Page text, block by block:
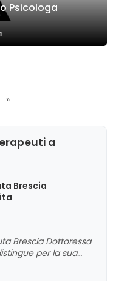
Psicologa
»
a
Brescia
Brescia Dottoressa
per la sua
di creare un